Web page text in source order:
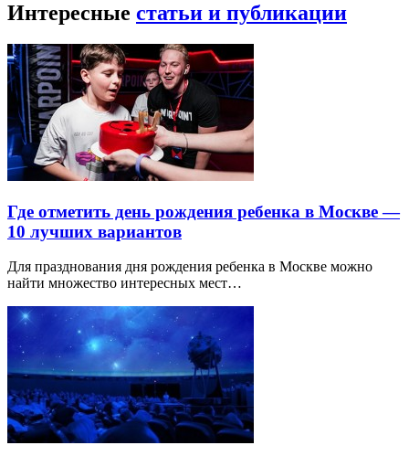
Интересные статьи и публикации
Где отметить день рождения ребенка в Москве —
10 лучших вариантов
Для празднования дня рождения ребенка в Москве можно
найти множество интересных мест…